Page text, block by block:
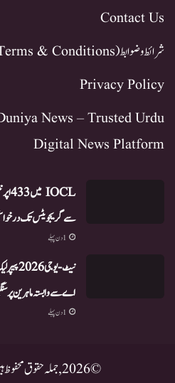
Contact Us
شرائط و ضوابط (Terms & Conditions)
Privacy Policy
News – Trusted Urdu
Digital News Platform
سے گریجویٹس تک
1 دن پہلے
نیٹ-یو
اے سے وابستہ ماہرین پر
1 دن پہلے
© 2026, جملہ حقوق محفوظ ہیں۔ |